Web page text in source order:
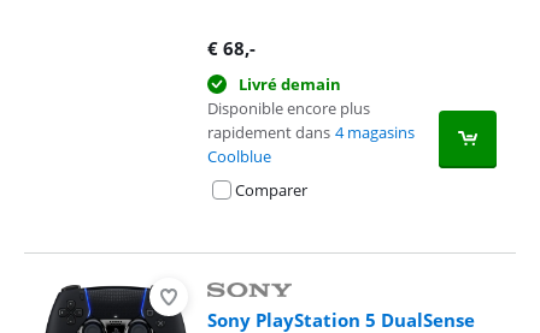
€ 68,-
Livré demain
Disponible encore plus
rapidement dans 4 magasins
Coolblue
Comparer
Sony PlayStation 5 DualSense